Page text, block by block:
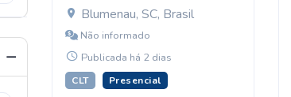
Blumenau, SC, Brasil
Não informado
Publicada há 2 dias
CLT Presencial